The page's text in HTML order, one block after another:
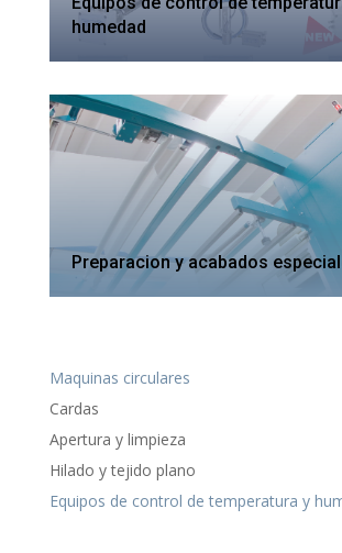
humedad
Preparacion y acabados
Maquinas circulares
Cardas
Apertura y limpieza
Hilado y tejido plano
Equipos de control de temperatura y